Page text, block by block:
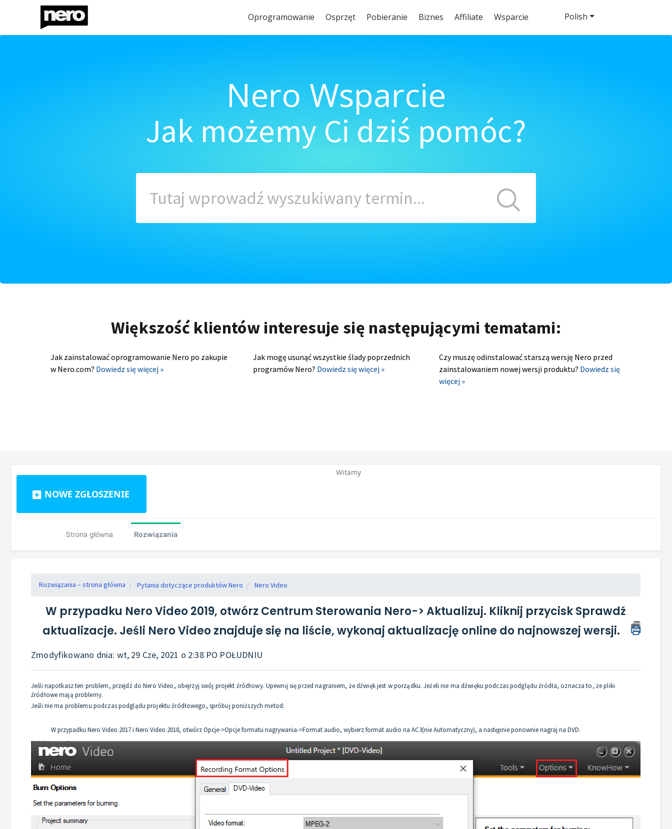
Oprogramowanie Osprzęt Pobieranie Biznes Affiliate Wsparcie
Nero Wsparcie
Jak możemy Ci dziś pomóc?
Większość klientów interesuje się następującymi tematami:
Jak zainstalować oprogramowanie Nero po zakupie
w Nero.com? Dowiedz się więcej »
Jak mogę usunąć wszystkie ślady poprzednich
programów Nero? Dowiedz się więcej »
Czy muszę odinstalować starszą wersję Nero przed
zainstalowaniem nowej wersji produktu? Dowiedz się
więcej »
NOWE ZGŁOSZENIE
Polish
Witamy
Strona główna Rozwiązania
Rozwiązania – strona główna Pytania dotyczące produktów Nero Nero Video
W przypadku Nero Video 2019, otwórz Centrum Sterowania Nero-> Aktualizuj. Kliknij przycisk Sprawdź
aktualizacje. Jeśli Nero Video znajduje się na liście, wykonaj aktualizację online do najnowszej wersji.
Zmodyfikowano dnia: wt, 29 Cze, 2021 o 2:38 PO POŁUDNIU
Jeśli napotkasz ten problem, przejdź do Nero Video, obejrzyj swój projekt źródłowy. Upewnij się przed nagraniem, że dźwięk jest w porządku. Jeżeli nie ma dźwięku podczas podglądu źródła, oznacza to, że pliki
źródłowe mają problemy.
Jeśli nie ma problemu podczas podglądu projektu źródłowego, spróbuj poniższych metod:
W przypadku Nero Video 2017 i Nero Video 2018, otwórz Opcje->Opcje formatu nagrywania->Format audio, wybierz format audio na AC3(nie Automatyczny), a następnie ponownie nagraj na DVD.